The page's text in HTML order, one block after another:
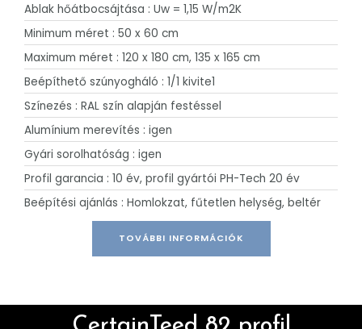
Ablak hőátbocsájtása : Uw = 1,15 W/m2K
Minimum méret : 50 x 60 cm
Maximum méret : 120 x 180 cm, 135 x 165 cm
Beépíthető szúnyogháló : 1/1 kivite1
Színezés : RAL szín alapján festéssel
Alumínium merevítés : igen
Gyári sorolhatóság : igen
Profil garancia : 10 év, profil gyártói PH-Tech 20 év
Beépítési ajánlás : Homlokzat, fűtetlen helység, beltér
TOVÁBBI INFORMÁCIÓK